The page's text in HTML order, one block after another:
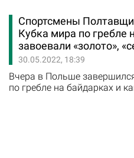
сантиметров. Спортсменка
Эстонии и Литвы.
Марину Полапу и ее
бронзовой медалью на
категории фит-модель!
Спортсмены
Кубка мира по гребле
завоевали «золото»,
30.05.2022, 18:39
Вчера в Польше
по гребле на байдарках и